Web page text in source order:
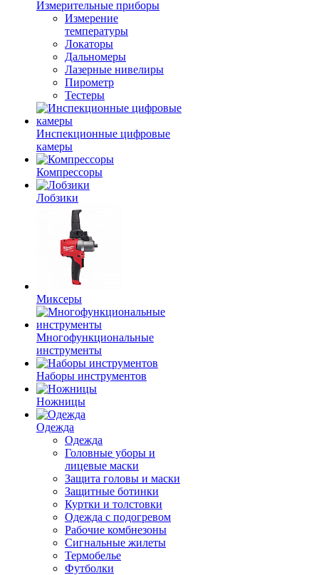
Измерительные приборы
Измерение
температуры
Локаторы
Дальномеры
Лазерные нивелиры
Пирометр
Тестеры
Инспекционные цифровые
камеры
Компрессоры
Лобзики
Миксеры
Многофункциональные
инструменты
Наборы инструментов
Ножницы
Одежда
Одежда
Головные уборы и
лицевые маски
Защита головы и маски
Защитные ботинки
Куртки и толстовки
Одежда с подогревом
Рабочие комбнезоны
Сигнальные жилеты
Термобелье
Футболки